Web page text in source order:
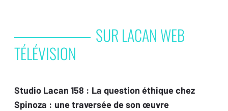
SUR LACAN WEB
TÉLÉVISION
Studio Lacan 158 : La question éthique chez
Spinoza : une traversée de son œuvre